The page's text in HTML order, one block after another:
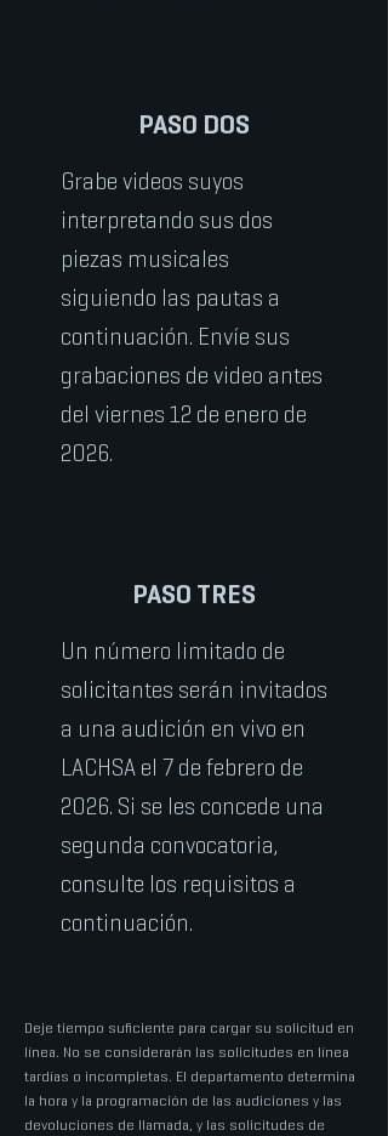
PASO DOS
Grabe videos suyos
interpretando sus dos
piezas musicales
siguiendo las pautas a
continuación. Envíe sus
grabaciones de video antes
del viernes 12 de enero de
2026.
PASO TRES
Un número limitado de
solicitantes serán invitados
a una audición en vivo en
LACHSA el 7 de febrero de
2026. Si se les concede una
segunda convocatoria,
consulte los requisitos a
continuación.
Deje tiempo suficiente para cargar su solicitud en
línea. No se considerarán las solicitudes en línea
tardías o incompletas. El departamento determina
la hora y la programación de las audiciones y las
devoluciones de llamada, y las solicitudes de